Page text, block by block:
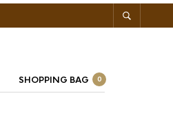
SHOPPING BAG 0